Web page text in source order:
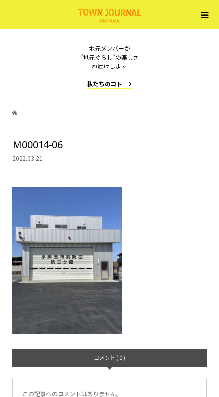
地元メンバーが
"地元ぐらし"の楽しさ
お届けします
私たちのコト
Ｍ00014-06
2022.03.21
コメント ( 0 )
この記事へのコメントはありません。